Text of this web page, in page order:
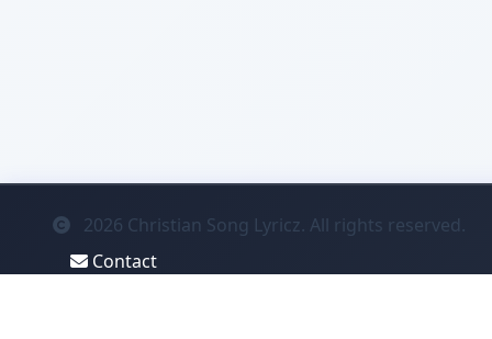
2026 Christian Song Lyricz. All rights reserved.
Contact